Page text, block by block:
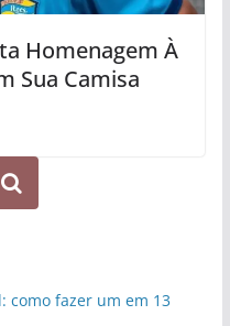
Homenagem À
Sua Camisa
como fazer um em 13